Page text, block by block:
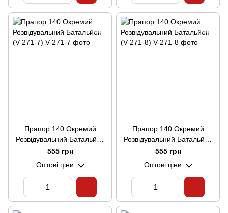
Прапор 140 Окремий
Розвідувальний Батальйон
(V-271-7)
555 грн
Оптові ціни
Прапор 140 Окремий
Розвідувальний Батальйон
(V-271-8)
555 грн
Оптові ціни